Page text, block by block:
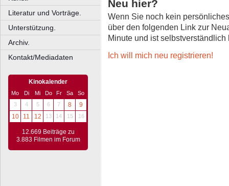
Literatur und Vorträge.
Unterstützung.
Archiv.
Kontakt/Mediadaten
Kinokalender
Mo Di Mi Do Fr Sa
So
3
4 5 6 7 8
9
10
11 12 13 14 15 16
12.669 Beiträge zu
3.883 Filmen im Forum
Neu hier?
Wenn Sie noch kein
über den folgenden Link zur
Minute und ist selbstverständlich
Ich will mich neu registrieren!